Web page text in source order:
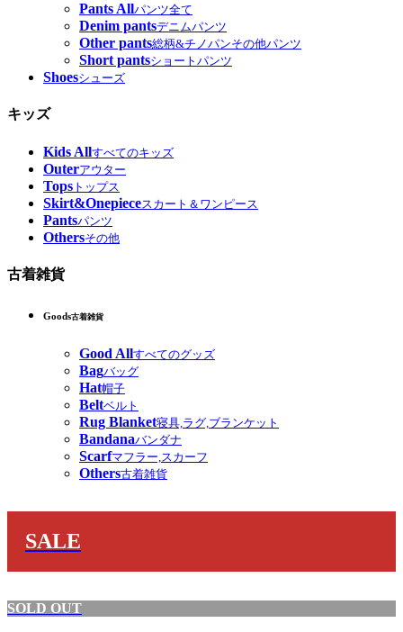
Pants Allパンツ全て
Denim pantsデニムパンツ
Other pants総柄&チノパンその他パンツ
Short pantsショートパンツ
Shoesシューズ
キッズ
Kids Allすべてのキッズ
Outerアウター
Tops トップス
Skirt&Onepieceスカート＆ワンピース
Pantsパンツ
Othersその他
古着雑貨
Goods古着雑貨
Good Allすべてのグッズ
Bagバッグ
Hat帽子
Beltベルト
Rug Blanket寝具,ラグ,ブランケット
Bandanaバンダナ
Scarfマフラー,スカーフ
Others古着雑貨
SALE
SOLD OUT